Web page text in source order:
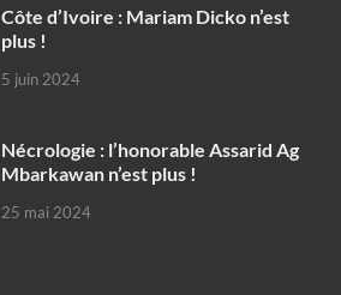
Côte d’Ivoire : Mariam Dicko n’est
plus !
5 juin 2024
Nécrologie : l’honorable Assarid Ag
Mbarkawan n’est plus !
25 mai 2024